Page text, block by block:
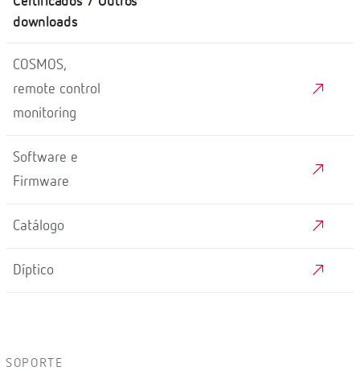
downloads
COSMOS,
remote control
monitoring
Software e
Firmware
Catálogo
Díptico
SOPORTE